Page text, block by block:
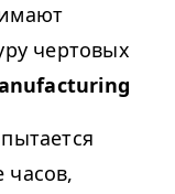
чертовых
часов,